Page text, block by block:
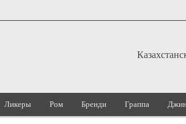
Ликеры Ром Бренди Граппа